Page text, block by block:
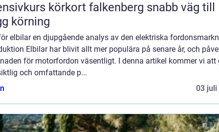
körkort falkenberg snabb väg till
körning
elbilar en djupgående analys av den elektriska
Elbilar har blivit allt mer populära på senare år, och
för motorfordon väsentligt. I denna artikel kommer vi att
och omfattande p...
03 juli